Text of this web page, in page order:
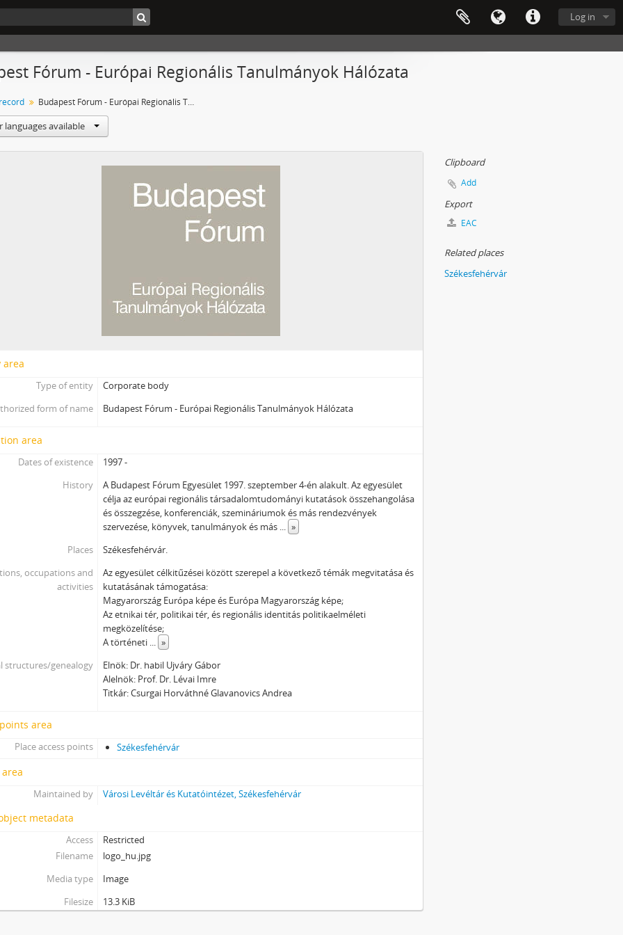
Log in
Fórum - Európai Regionális Tanulmányok Hálózata
Budapest Fórum - Európai Regionális Tanulmányok Hálózata
languages available
area
Type of entity
Corporate body
form of name
Budapest Fórum - Európai Regionális Tanulmányok Hálózata
area
Dates of existence
1997 -
History
A Budapest Fórum Egyesület 1997. szeptember 4-én alakult. Az egyesület
célja az európai regionális társadalomtudományi kutatások összehangolása
és összegzése, konferenciák, szemináriumok és más rendezvények
szervezése, könyvek, tanulmányok és más ... »
Places
Székesfehérvár.
occupations and
activities
Az egyesület célkitűzései között szerepel a következő témák megvitatása és
kutatásának támogatása:
Magyarország Európa képe és Európa Magyarország képe;
Az etnikai tér, politikai tér, és regionális identitás politikaelméleti
megközelítése;
A történeti ... »
structures/genealogy
Elnök: Dr. habil Ujváry Gábor
Alelnök: Prof. Dr. Lévai Imre
Titkár: Csurgai Horváthné Glavanovics Andrea
area
Place access points Székesfehérvár
Maintained by Városi Levéltár és Kutatóintézet, Székesfehérvár
metadata
Access
Restricted
Filename
logo_hu.jpg
Media type
Image
Filesize
13.3 KiB
Clipboard
Add
Export
EAC
Related places
Székesfehérvár